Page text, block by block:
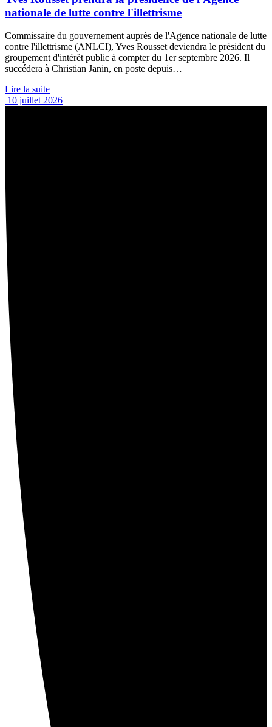
nationale de lutte contre l'illettrisme
Commissaire du gouvernement auprès de l'Agence nationale de lutte
contre l'illettrisme (ANLCI), Yves Rousset deviendra le président du
groupement d'intérêt public à compter du 1er septembre 2026. Il
succédera à Christian Janin, en poste depuis…
Lire la suite
10 juillet 2026